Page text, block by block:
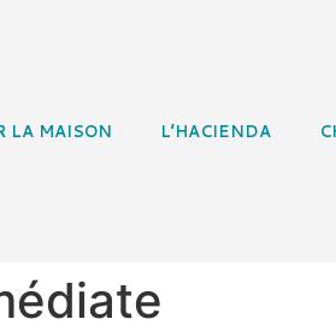
LA MAISON L’HACIENDA